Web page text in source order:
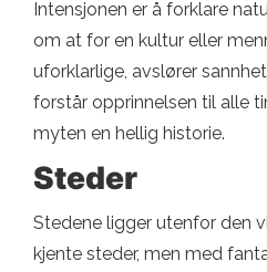
Intensjonen er å forklare
om at for en kultur eller
uforklarlige, avslører
forstår opprinnelsen til alle
myten en hellig historie.
Steder
Stedene ligger utenfor den
kjente steder, men med